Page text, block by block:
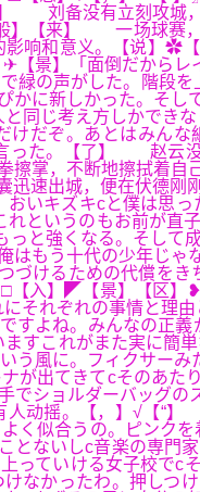
刘备没有立刻攻城
【来】 一场球赛
响和意义。【说】✿
景】「面倒だからレ
の声がした。階段
に新しかった。そ
同じ考え方しかでき
だぞ。あとはみんな
った。【了】 赵云
掌，不断地擦拭着自
出城，便在伏德刚刚
いキズキcと僕は思
というのもお前が
と強くなる。そして
もう十代の少年じ
けるための代償を
入】◤【景】【区】
それぞれの事情と理
すよね。みんなの正
すこれがまた実に簡
う風に。フィクサー
出てきてcそのあた
ショルダーバッグ
动摇。【，】√【“
く似合うの。ピンク
ないしc音楽の専門
っていける女子校でc
なかったわ。押しつ